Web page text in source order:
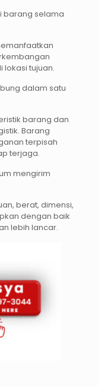
barang selama
lokasi tujuan.
dalam satu
barang dan
Barang
terpisah
terjaga.
mengirim
berat, dimensi,
dengan baik
lebih lancar.